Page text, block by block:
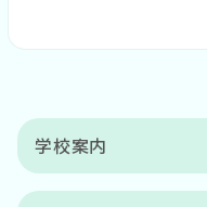
学校案内